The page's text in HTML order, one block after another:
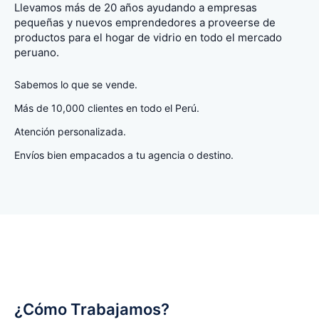
Llevamos más de 20 años ayudando a empresas
pequeñas y nuevos emprendedores a proveerse de
productos para el hogar de vidrio en todo el mercado
peruano.
Sabemos lo que se vende.
Más de 10,000 clientes en todo el Perú.
Atención personalizada.
Envíos bien empacados a tu agencia o destino.
¿cómo Trabajamos?